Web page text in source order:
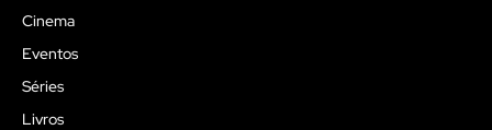
Cinema
Eventos
Séries
Livros